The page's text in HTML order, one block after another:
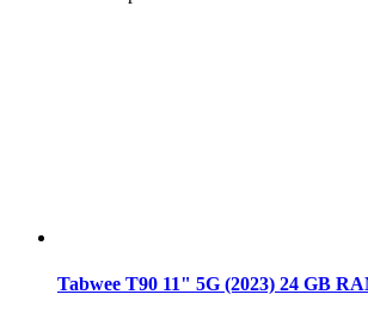
Tabwee T90 11" 5G (2023) 24 GB